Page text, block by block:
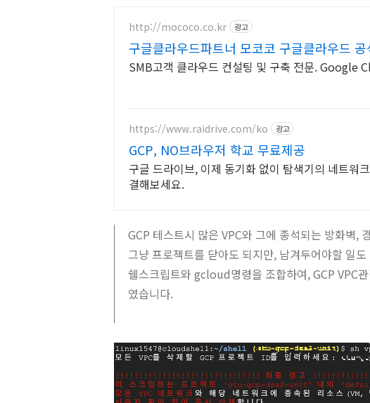
http://mococo.co.kr 광고
구글클라우드파트너 모코코 구글클라우드
너
SMB고객 클라우드 컨설팅 및 구축 전문. Google
https://www.raidrive.com/ko 광고
GCP, NO브라우저 학교 무료제공
구글 드라이브, 이제 동기화 없이 탐색기의 네트워
결해보세요.
GCP 테스트시 많은 VPC와 그에 종석되는 방화벽,
그냥 프로젝트를 닫아도 되지만, 남겨두어야할 일
쉘스크립트와 gcloud명령을 조합하여, GCP VPC
였습니다.